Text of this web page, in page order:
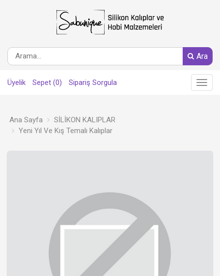
Ara
Üyelik Sepet (0) Sipariş Sorgula
Main
Menu
Ana Sayfa
SİLİKON KALIPLAR
Yeni Yıl Ve Kış Temalı Kalıplar